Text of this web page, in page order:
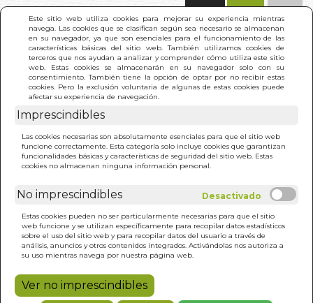
Este sitio web utiliza cookies para mejorar su experiencia mientras
navega. Las cookies que se clasifican según sea necesario se almacenan
en su navegador, ya que son esenciales para el funcionamiento de las
características básicas del sitio web. También utilizamos cookies de
terceros que nos ayudan a analizar y comprender cómo utiliza este sitio
web. Estas cookies se almacenarán en su navegador solo con su
consentimiento. También tiene la opción de optar por no recibir estas
cookies. Pero la exclusión voluntaria de algunas de estas cookies puede
afectar su experiencia de navegación.
Imprescindibles
Las cookies necesarias son absolutamente esenciales para que el sitio web
funcione correctamente. Esta categoría solo incluye cookies que garantizan
funcionalidades básicas y características de seguridad del sitio web. Estas
cookies no almacenan ninguna información personal.
No imprescindibles
Estas cookies pueden no ser particularmente necesarias para que el sitio
web funcione y se utilizan específicamente para recopilar datos estadísticos
sobre el uso del sitio web y para recopilar datos del usuario a través de
análisis, anuncios y otros contenidos integrados. Activándolas nos autoriza a
su uso mientras navega por nuestra página web.
Ver no imprescindibles
INICIO > SELF-PACKAGING